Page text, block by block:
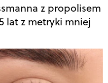
z propolisem
lat z metryki mniej